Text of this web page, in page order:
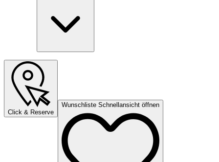
Click & Reserve
Wunschliste Schnellansicht öffnen